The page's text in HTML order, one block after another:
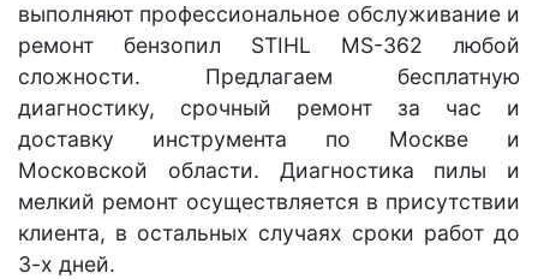
выполняют профессиональное обслуживание и
ремонт бензопил STIHL MS-362 любой
сложности. Предлагаем бесплатную
диагностику, срочный ремонт за час и
доставку инструмента по Москве и
Московской области. Диагностика пилы и
мелкий ремонт осуществляется в присутствии
клиента, в остальных случаях сроки работ до
3-х дней.